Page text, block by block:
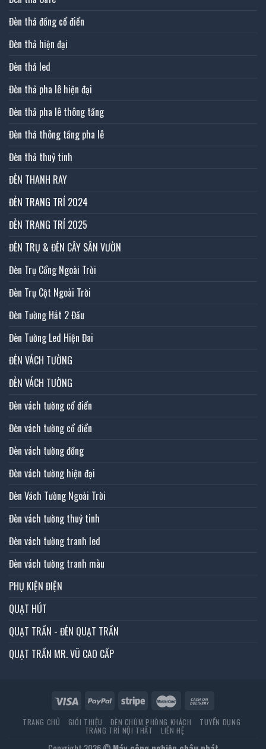
Đèn thả đồng cổ điển
Đèn thả hiện đại
Đèn thả led
Đèn thả pha lê hiện đại
Đèn thả pha lê thông tầng
Đèn thả thông tầng pha lê
Đèn thả thuỷ tinh
ĐÈN THANH RAY
ĐÈN TRANG TRÍ 2024
ĐÈN TRANG TRÍ 2025
ĐÈN TRỤ & ĐÈN CÂY SÂN VƯỜN
Đèn Trụ Cổng Ngoài Trời
Đèn Trụ Cột Ngoài Trời
Đèn Tường Hắt 2 Đầu
Đèn Tường Led Hiện Đai
ĐÈN VÁCH TƯỜNG
ĐÈN VÁCH TƯỜNG
Đèn vách tường cổ điển
Đèn vách tường cổ điển
Đèn vách tường đồng
Đèn vách tường hiện đại
Đèn Vách Tường Ngoài Trời
Đèn vách tường thuỷ tinh
Đèn vách tường tranh led
Đèn vách tường tranh màu
PHỤ KIỆN ĐIỆN
QUẠT HÚT
QUẠT TRẦN - ĐÈN QUẠT TRẦN
QUẠT TRẦN MR. VŨ CAO CẤP
TRANG CHỦ GIỚI THIỆU ĐÈN CHÙM PHÒNG KHÁCH TUYỂN DỤNG
TRANG TRÍ NỘI THẤT LIÊN HỆ